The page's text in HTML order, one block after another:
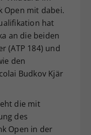
Open mit dabei.
hat
an die beiden
(ATP 184) und
den
Budkov Kjär
die mit
des
Open in der
Ihre Consent-
anderem eine
ID, für die
Ihrer
falls der
dies eingestellt